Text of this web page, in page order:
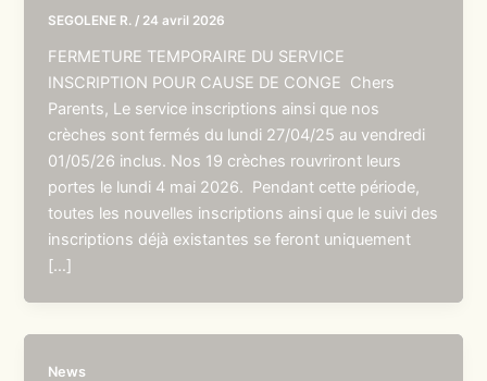
SEGOLENE R. / 24 avril 2026
FERMETURE TEMPORAIRE DU SERVICE
INSCRIPTION POUR CAUSE DE CONGE Chers
Parents, Le service inscriptions ainsi que nos
crèches sont fermés du lundi 27/04/25 au vendredi
01/05/26 inclus. Nos 19 crèches rouvriront leurs
portes le lundi 4 mai 2026. Pendant cette période,
toutes les nouvelles inscriptions ainsi que le suivi des
inscriptions déjà existantes se feront uniquement
[…]
News